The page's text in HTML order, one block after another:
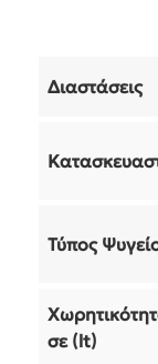
Διαστάσεις
Τύπος
σε (lt)